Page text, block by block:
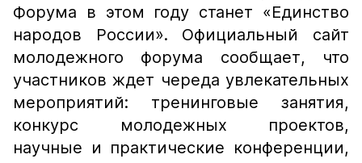
Форума в этом году станет «Единство
народов России». Официальный сайт
молодежного форума сообщает, что
участников ждет череда увлекательных
мероприятий: тренинговые занятия,
конкурс молодежных проектов,
научные и практические конференции,